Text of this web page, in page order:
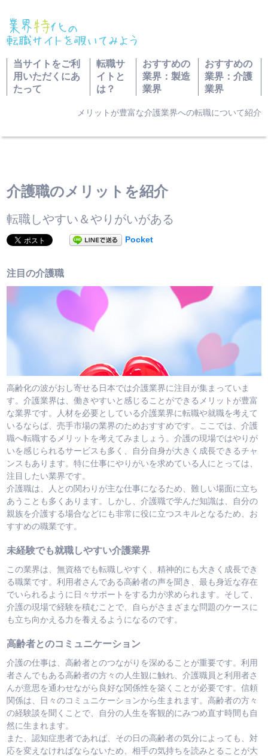
当サイトをご利
用いただくにあ
たって
転職サ
イトと
は？
おすすめの
業界：製造
業界
おすすめの
業界：介護
業界
メリットが豊富な介護業界への転職について紹介
おすすめの業界：介護業界
> 介護職のメリットを紹介
介護職のメリットを紹介
転職しやすい＆やりがいがある
Pocket
注目の介護職
高齢化の波がおし寄せる日本では介護業界に注目が集まっていま
す。介護業界は、働きやすいと感じることができるメリットが豊富
な業界です。人材を必要としている介護業界に転職や就職を考えて
いるならば、売手市場の業界のためおすすめです。ここでは、介護
職へ転職するメリットを考えてみましょう。介護の現場ではやりが
いを感じられるサービスも多く、自分自身が大きく成長できるチャ
ンスもあります。特に仕事にやりがいを求めている人にとっては、
注目したい業界です。
介護職は、人との関わりが主な仕事になるため、難しい場面に立ち
あうことも多くあります。しかし、介護職で学んだ知識は、自分の
親族を介護する場合などにも非常に役に立つスキルとなるため、お
すすめの職業です。
未経験でも就職しやすい介護業界
この業界は、無資格でも転職しやすく、精神的にも大きく成長でき
る職業です。利用者さんである高齢者の声を聞き、最も身近な存在
でいられるように日々サポートをする力が求められます。そして、
介護の現場で経験を積むことで、自らがさまざまな問題のケースに
も立ち向かえる力を養えるようになるのです。
高齢者とのコミュニケーション
介護の仕事は、高齢者とのつながりを深めることが重要です。利用
者さんでもある高齢者の方々の人生観に触れ、介護職員と利用者さ
んが意思を通わせながら良好な関係性を築くことが必要です。信頼
関係は、日々のコミュニケーションから生まれます。高齢者の方々
の経験談を聞くことで、自分の人生を客観的にみつめ直す時間も自
然に生まれます。
また、認知症患者であれば、その日の高齢者の気分によっても、対
応を変えなければならないため、相手の気持ちを読みとることが大